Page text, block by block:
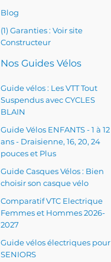
Blog
(1) Garanties : Voir site
Constructeur
Nos Guides Vélos
Guide vélos : Les VTT Tout
Suspendus avec CYCLES
BLAIN
Guide Vélos ENFANTS - 1 à 12
ans - Draisienne, 16, 20, 24
pouces et Plus
Guide Casques Vélos : Bien
choisir son casque vélo
Comparatif VTC Electrique
Femmes et Hommes 2026-
2027
Guide vélos électriques pour
SENIORS